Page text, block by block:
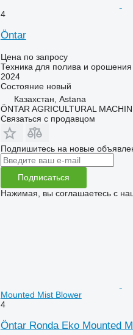
4
Öntar
Цена по запросу
Техника для полива и
2024
Состояниеновый
Казахстан, Astana
ÖNTAR AGRICULTURAL
Связаться с продавцом
Подпишитесь на новые
Подписаться
Нажимая, вы соглашаетесь с
Mounted Mist Blower
4
Öntar Ronda Eko Mounted